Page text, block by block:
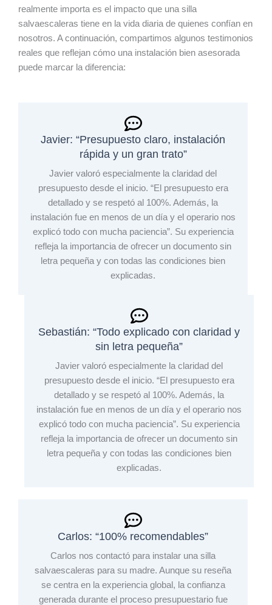
realmente importa es el impacto que una silla
salvaescaleras tiene en la vida diaria de quienes confían en
nosotros. A continuación, compartimos algunos testimonios
reales que reflejan cómo una instalación bien asesorada
puede marcar la diferencia:
Javier: “Presupuesto claro, instalación
rápida y un gran trato”
Javier valoró especialmente la claridad del
presupuesto desde el inicio. “El presupuesto era
detallado y se respetó al 100%. Además, la
instalación fue en menos de un día y el operario nos
explicó todo con mucha paciencia”. Su experiencia
refleja la importancia de ofrecer un documento sin
letra pequeña y con todas las condiciones bien
explicadas.
Sebastián: “Todo explicado con claridad y
sin letra pequeña”
Javier valoró especialmente la claridad del
presupuesto desde el inicio. “El presupuesto era
detallado y se respetó al 100%. Además, la
instalación fue en menos de un día y el operario nos
explicó todo con mucha paciencia”. Su experiencia
refleja la importancia de ofrecer un documento sin
letra pequeña y con todas las condiciones bien
explicadas.
Carlos: “100% recomendables”
Carlos nos contactó para instalar una silla
salvaescaleras para su madre. Aunque su reseña
se centra en la experiencia global, la confianza
generada durante el proceso presupuestario fue